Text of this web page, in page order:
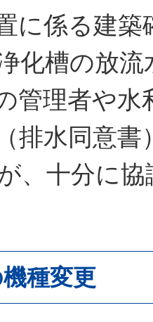
に係る建築
化槽の放
管理者や水
排水同意書
、十分に
種変更